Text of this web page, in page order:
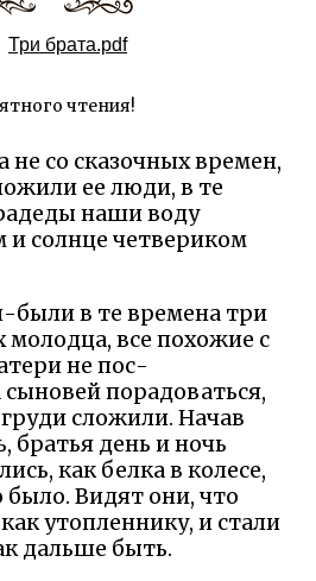
Три брата.pdf
чтения!
не со сказочных времен,
ее люди, в те
наши воду
солнце четвериком
в те времена три
все похожие с
не пос-
сыновей порадоваться,
сложили. Начав
братья день и ночь
как белка в колесе,
было. Видят они, что
утопленнику, и стали
дальше быть.